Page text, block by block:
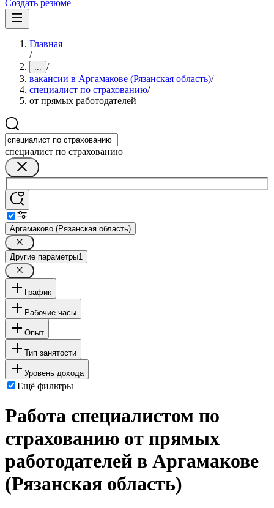
Создать резюме
Главная
/
... /
вакансии в Аргамакове (Рязанская область)/
специалист по страхованию/
от прямых работодателей
специалист по страхованию
Аргамаково (Рязанская область)
Другие параметры1
График
Рабочие часы
Опыт
Тип занятости
Уровень дохода
Ещё фильтры
Работа специалистом по
страхованию от прямых
работодателей в Аргамакове
(Рязанская область)